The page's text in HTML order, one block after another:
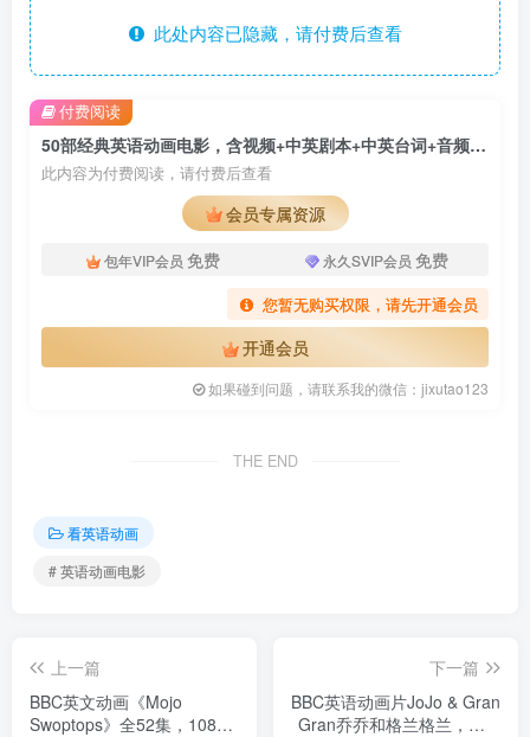
此处内容已隐藏，请付费后查看
50部经典英语动画电影，含视频+中英剧本+中英台词+音频MP3，百度网盘下载！
此内容为付费阅读，请付费后查看
会员专属资源
包年VIP会员 免费 永久SVIP会员 免费
您暂无购买权限，请先开通会员
开通会员
如果碰到问题，请联系我的微信：jixutao123
付费阅读
THE END
看英语动画
# 英语动画电影
上一篇
BBC英文动画《Mojo
Swoptops》全52集，1080P
下一篇
BBC英语动画片JoJo & Gran
Gran乔乔和格兰格兰，全1-